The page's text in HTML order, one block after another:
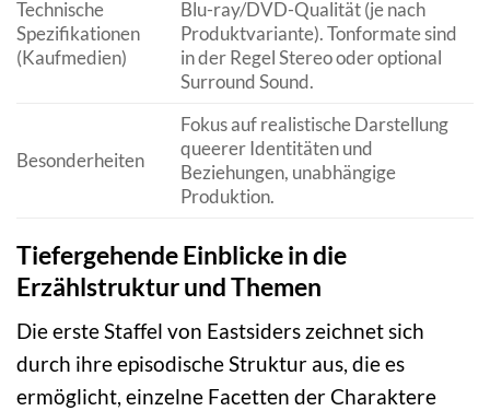
Technische
Spezifikationen
(Kaufmedien)
Blu-ray/DVD-Qualität (je nach
Produktvariante). Tonformate sind
in der Regel Stereo oder optional
Surround Sound.
Besonderheiten
Fokus auf realistische Darstellung
queerer Identitäten und
Beziehungen, unabhängige
Produktion.
Tiefergehende Einblicke in die
Erzählstruktur und Themen
Die erste Staffel von Eastsiders zeichnet sich
durch ihre episodische Struktur aus, die es
ermöglicht, einzelne Facetten der Charaktere